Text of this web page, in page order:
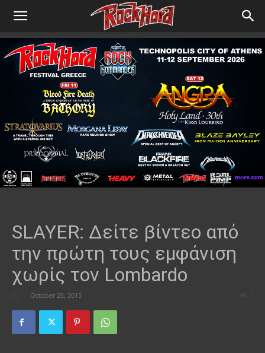
SLAYER: Δείτε βίντεο από
την πρώτη τους εμφάνιση
χωρίς τον Lombardo
October 25, 2015